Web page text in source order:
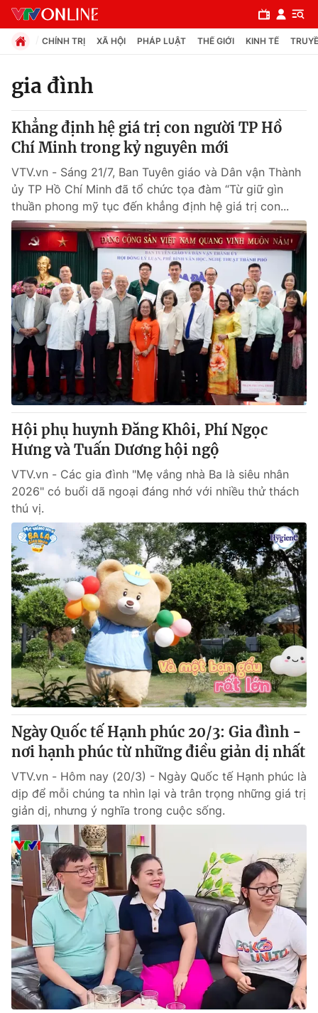
Chuyên mục
Chính trị
Xã hội
Pháp luật
Thế giới
Tin tức
Thế giới đó đây
Câu chuyện quốc tế
Kinh tế
Tài chính
Thị trường
Góc doanh nghiệp
Dữ liệu và đời sống
Truyền hình
Phim VTV
Hậu trường
Nhân vật
Khán giả
Giải sao mai
Giải trí
Điện ảnh
Âm nhạc
Sao
Đời sống
Du lịch
Làm đẹp
Chất lượng cuộc sống
Giáo dục
Tuyển sinh
Học trực tuyến
Công nghệ
Hitech Công nghệ tương lai
Sản phẩm
Thị trường
Tư vấn
Giao lưu trực tuyến
Lịch phát sóng
Chuyên mục khác
Emagazine Podcast
Photo Infographic
Video
VTV Money VTV Thể thao
VTV Sức khoẻ Bất động sản
Thị trường 24h Tấm lòng Việt
VTV4 Vươn mình bằng AI
CHÍNH TRỊ XÃ HỘI PHÁP LUẬT THẾ GIỚI KINH TẾ
gia đình
Khẳng định hệ giá trị con người TP Hồ
Chí Minh trong kỷ nguyên mới
VTV.vn - Sáng 21/7, Ban Tuyên giáo và Dân vận Thành
ủy TP Hồ Chí Minh đã tổ chức tọa đàm “Từ giữ gìn
thuần phong mỹ tục đến khẳng định hệ giá trị con...
Hội phụ huynh Đăng Khôi, Phí Ngọc
Hưng và Tuấn Dương hội ngộ
VTV.vn - Các gia đình "Mẹ vắng nhà Ba là siêu nhân
2026" có buổi dã ngoại đáng nhớ với nhiều thử thách
thú vị.
Ngày Quốc tế Hạnh phúc 20/3: Gia đình -
nơi hạnh phúc từ những điều giản dị nhất
VTV.vn - Hôm nay (20/3) - Ngày Quốc tế Hạnh phúc là
dịp để mỗi chúng ta nhìn lại và trân trọng những giá trị
giản dị, nhưng ý nghĩa trong cuộc sống.